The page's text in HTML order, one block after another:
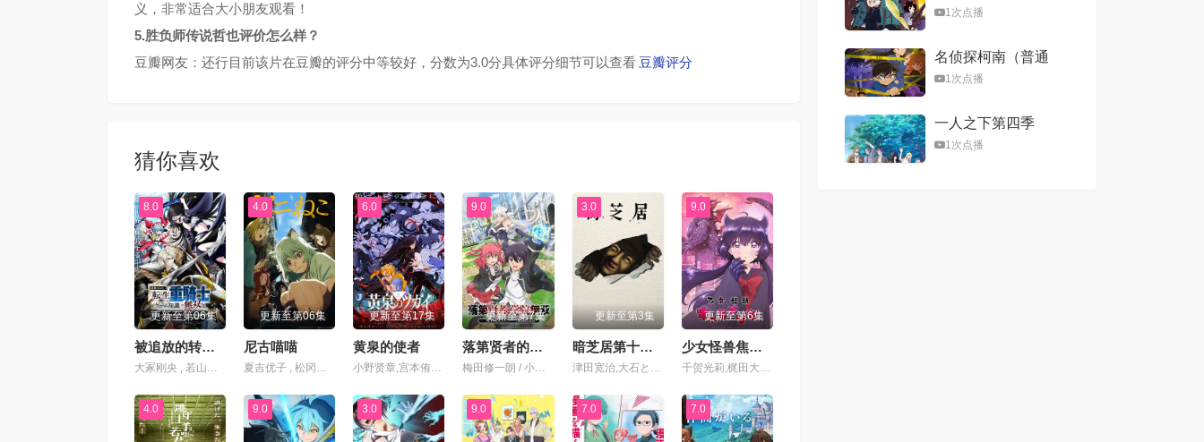
义，非常适合大小朋友观看！
5.胜负师传说哲也评价怎么样？
豆瓣网友：还行目前该片在豆瓣的评分中等较好，分数为3.0分具体评分细节可以查看 豆瓣评分
猜你喜欢
8.0
更新至第06集
被追放的转生重骑士用游戏知识开无双
大冢刚央 , 若山诗音 , 阿部菜摘子
4.0
更新至第06集
尼古喵喵
夏吉优子 , 松冈美里 , 船户百合绘 , 清水彩香 , 井泽诗织 , 明智璃子 , 稻田彻
6.0
更新至第17集
黄泉的使者
小野贤章,宫本侑芽,中村悠一,久野美咲,小山力也,本田贵子,岛袋美由利,诹访部顺一
9.0
更新至第7集
落第贤者的学院无双第二回转生，S等级作弊魔术师冒险记
梅田修一朗 / 小山内怜央 / 白石晴香 / 加藤英美里 / 平川大辅 / 东地宏树 / 福原绫香
3.0
更新至第3集
暗芝居第十七季
津田宽治,大石ともこ,土屋咲登子,篠田谅,白川礼, 新纳敏正,三宅美羽,中村朱里,山根馅,五郎丸莉菜,花谷聪亮,拓也,翔司
9.0
更新至第6集
少女怪兽焦糖味
千贺光莉,梶田大嗣,关根明良,白石晴香,三石琴乃,小西克幸,松井惠理子
4.0 9.0 3.0 9.0 7.0 7.0
1次点播
名侦探柯南（普通
话）(1996)
1次点播
一人之下第四季
1次点播